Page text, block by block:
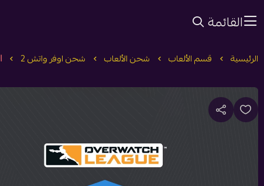
القائمة
الرئيسية قسم الألعاب شحن الألعاب شحن اوفر واتش 2